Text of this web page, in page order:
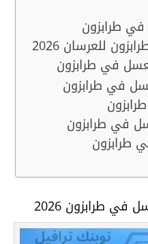
طرابزون
للعرسان 2026
في طرابزون
في طرابزون
في طرابزون
طرابزون
طرابزون 2026